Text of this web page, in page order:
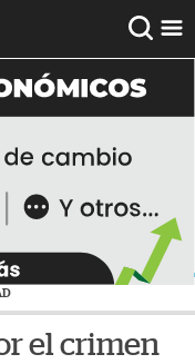
el crimen